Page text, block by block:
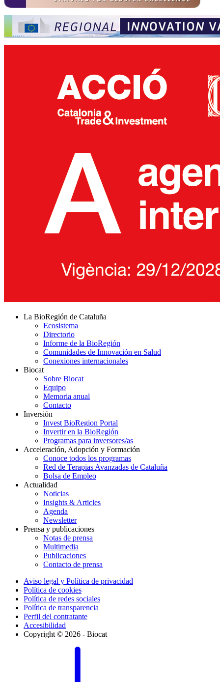
La BioRegión de Cataluña
Ecosistema
Directorio
Informe de la BioRegión
Comunidades de Innovación en Salud
Conexiones internacionales
Biocat
Sobre Biocat
Equipo
Memoria anual
Contacto
Inversión
Invest BioRegion Portal
Invertir en la BioRegión
Programas para inversores/as
Acceleración, Adopción y Formación
Conoce todos los programas
Red de Terapias Avanzadas de Cataluña
Bolsa de Empleo
Actualidad
Noticias
Insights & Articles
Agenda
Newsletter
Prensa y publicaciones
Notas de prensa
Multimedia
Publicaciones
Contacto de prensa
Aviso legal y Política de privacidad
Política de cookies
Política de redes sociales
Política de transparencia
Perfil del contratante
Accesibilidad
Copyright © 2026 - Biocat